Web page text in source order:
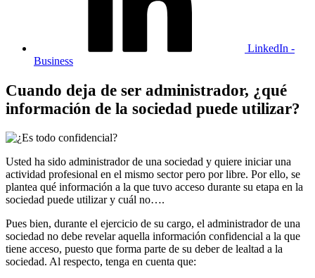
LinkedIn -
Business
Cuando deja de ser administrador, ¿qué
información de la sociedad puede utilizar?
Usted ha sido administrador de una sociedad y quiere iniciar una
actividad profesional en el mismo sector pero por libre. Por ello, se
plantea qué información a la que tuvo acceso durante su etapa en la
sociedad puede utilizar y cuál no….
Pues bien, durante el ejercicio de su cargo, el administrador de una
sociedad no debe revelar aquella información confidencial a la que
tiene acceso, puesto que forma parte de su deber de lealtad a la
sociedad. Al respecto, tenga en cuenta que: